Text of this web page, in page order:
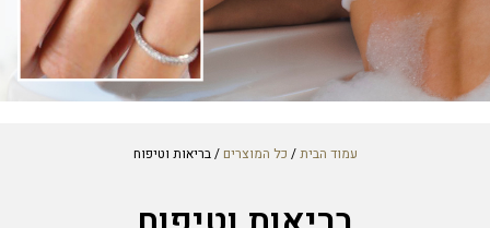
עמוד הבית/ כל המוצרים / ​בריאות וטיפוח